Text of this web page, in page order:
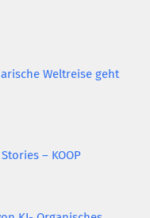
Weltreise geht
– KOOP